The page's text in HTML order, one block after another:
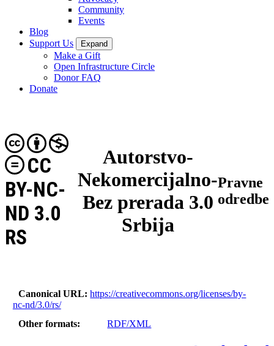
Community
Events
Blog
Support Us
Expand
Make a Gift
Open Infrastructure Circle
Donor FAQ
Donate
Autorstvo-
Nekomercijalno-
Bez prerada 3.0
Srbija
CC
BY-NC-
ND 3.0
RS
Pravne
odredbe
Canonical URL
https://creativecommons.org/licenses/by-
nc-nd/3.0/rs/
Other formats
RDF/XML